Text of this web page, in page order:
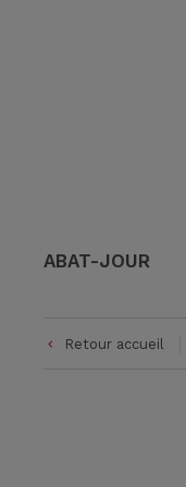
ABAT-JOUR
keyboard_arrow_left Retour accueil